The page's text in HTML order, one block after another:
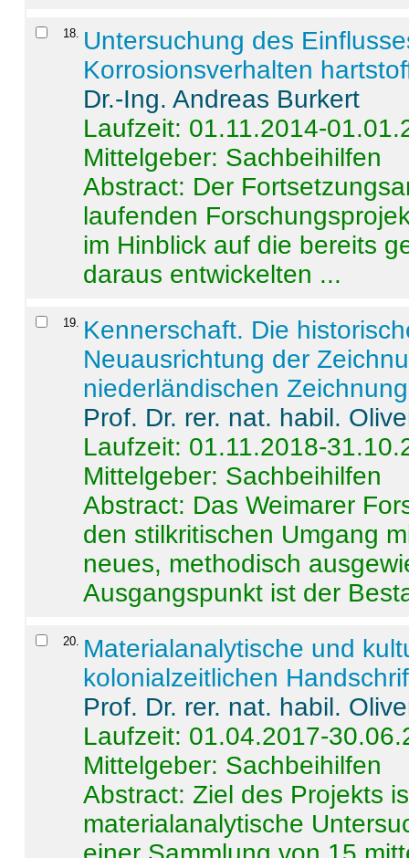
18
Untersuchung des
Korrosionsverhalten
Dr.-Ing. Andreas Burkert
Laufzeit: 01.11.2014-
Mittelgeber: Sachbeihilfen
Abstract: Der
laufenden
im Hinblick auf die bereits
daraus entwickelten ...
19
Kennerschaft. Die
Neuausrichtung der
niederländischen
Prof. Dr. rer. nat. habil.
Laufzeit: 01.11.2018-
Mittelgeber: Sachbeihilfen
Abstract: Das Weimarer
den stilkritischen Umgang
neues, methodisch
Ausgangspunkt ist der
20
Materialanalytische und
kolonialzeitlichen
Prof. Dr. rer. nat. habil.
Laufzeit: 01.04.2017-
Mittelgeber: Sachbeihilfen
Abstract:Ziel des Projekts
materialanalytische